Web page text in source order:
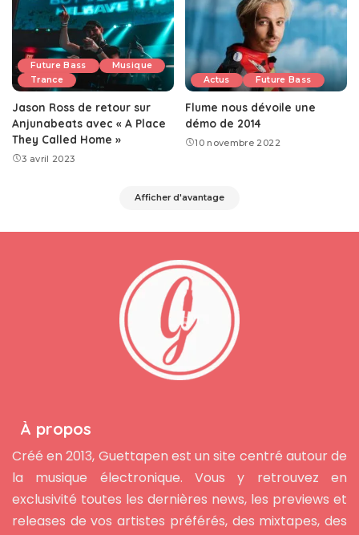
Future Bass
Musique
Trance
Jason Ross de retour sur
Anjunabeats avec « A Place
They Called Home »
3 avril 2023
Actus Future Bass
Flume nous dévoile une
démo de 2014
10 novembre 2022
Afficher d'avantage
À propos
Créé en 2013, Guettapen est un site centré autour de
la musique électronique. Vous y retrouvez en
exclusivité toutes les dernières news, les previews et
releases de vos artistes préférés, des mixtapes, des